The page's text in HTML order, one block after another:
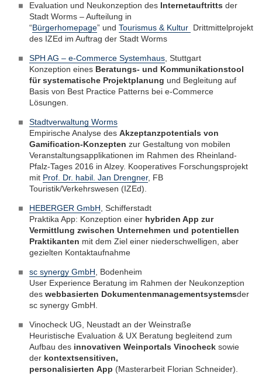
Evaluation und Neukonzeption des Internetauftritts der
Stadt Worms – Aufteilung in
“Bürgerhomepage” und Tourismus & Kultur Drittmittelprojekt
des IZEd im Auftrag der Stadt Worms
SPH AG – e-Commerce Systemhaus , Stuttgart
Konzeption eines Beratungs- und Kommunikationstool
für systematische Projektplanung und Begleitung auf
Basis von Best Practice Patterns bei e-Commerce
Lösungen.
Stadtverwaltung Worms
Empirische Analyse des Akzeptanzpotentials von
Gamification-Konzepten zur Gestaltung von mobilen
Veranstaltungsapplikationen im Rahmen des Rheinland-
Pfalz-Tages 2016 in Alzey. Kooperatives Forschungsprojekt
mit Prof. Dr. habil. Jan Drengner, FB
Touristik/Verkehrswesen (IZEd).
HEBERGER GmbH , Schifferstadt
Praktika App: Konzeption einer hybriden App zur
Vermittlung zwischen Unternehmen und potentiellen
Praktikanten mit dem Ziel einer niederschwelligen, aber
gezielten Kontaktaufnahme
sc synergy GmbH , Bodenheim
User Experience Beratung im Rahmen der Neukonzeption
des webbasierten Dokumentenmanagementsystemsder
sc synergy GmbH.
Vinocheck UG, Neustadt an der Weinstraße
Heuristische Evaluation & UX Beratung begleitend zum
Aufbau des innovativen Weinportals Vinocheck sowie
der kontextsensitiven,
personalisierten App (Masterarbeit Florian Schneider).